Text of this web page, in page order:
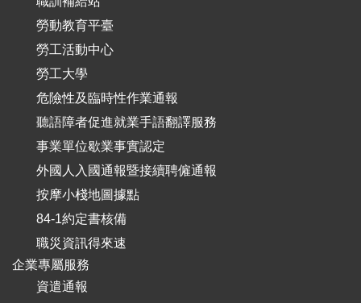
勞動教育平臺
勞工活動中心
勞工大學
危險性及臨時性作業通報
聽語障者促進就業手語翻譯服務
事業單位歇業事實認定
外國人入國通報暨接續聘僱通報
按摩小棧地圖據點
84-1約定書核備
職災資訊得來速
企業專屬服務
資遣通報